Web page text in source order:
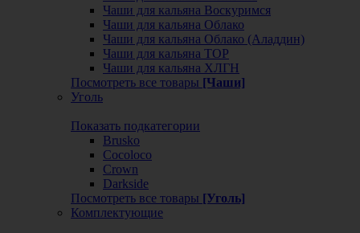
Чаши для кальяна Воскуримся
Чаши для кальяна Облако
Чаши для кальяна Облако (Аладдин)
Чаши для кальяна ТОР
Чаши для кальяна ХЛГН
Посмотреть все товары [Чаши]
Уголь
Показать подкатегории
Brusko
Cocoloco
Crown
Darkside
Посмотреть все товары [Уголь]
Комплектующие